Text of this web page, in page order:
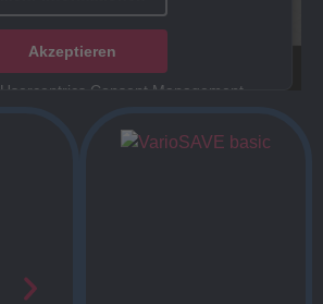
Akzeptieren
Usercentrics Consent Management